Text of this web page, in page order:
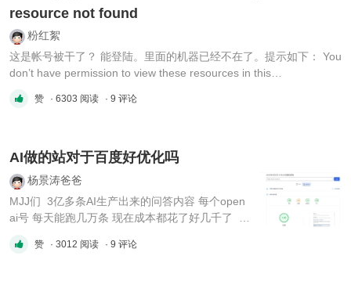
resource not found
粉红絮
这是帐号被干了？ 能登陆。里面的机器已经不在了。提示如下： You
don’t have permission to view these resources in this
administrator for help. 难道我不是管理员？这是被盗了，还是被封
赞 · 6303 阅读 · 9 评论
AI做的站对于百度好优化吗
杨景涛爸爸
MJJ们 3亿多条AI生产出来的问答内容 每个open
ai号 每天能跑几万条 现在成本都花了好几千了 收
https://www.cveoy.top/
赞 · 3012 阅读 · 9 评论